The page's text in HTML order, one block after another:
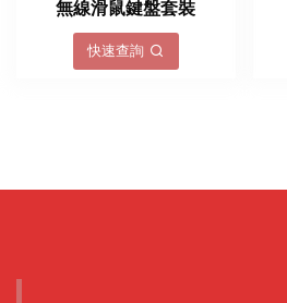
無線滑鼠鍵盤套裝
快速查詢